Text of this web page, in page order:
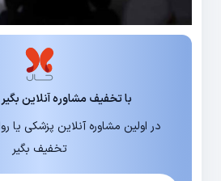
با تخفیف مشاوره آنلاین بگیر
تخفیف بگیر